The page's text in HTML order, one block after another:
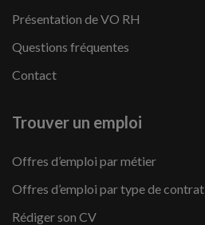
Présentation de VO RH
Questions fréquentes
Contact
Trouver un emploi
Offres d’emploi par métier
Offres d’emploi par type de contrat
Rédiger son CV